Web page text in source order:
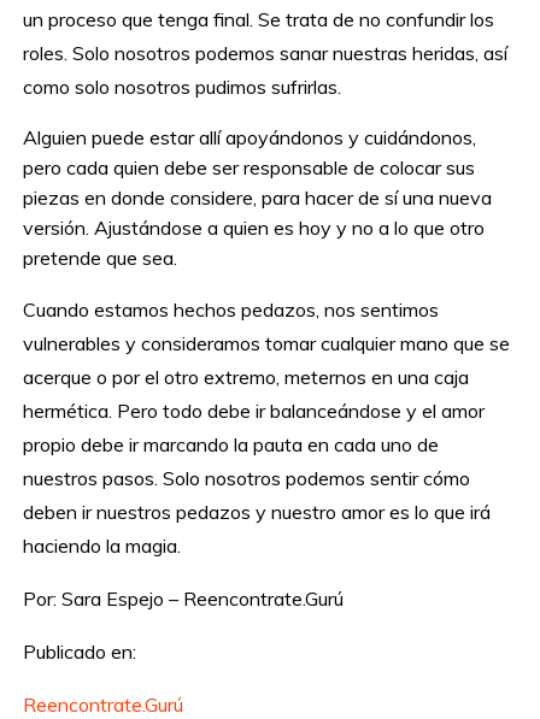
un proceso que tenga final. Se trata de no confundir los
roles. Solo nosotros podemos sanar nuestras heridas, así
como solo nosotros pudimos sufrirlas.
Alguien puede estar allí apoyándonos y cuidándonos,
pero cada quien debe ser responsable de colocar sus
piezas en donde considere, para hacer de sí una nueva
versión. Ajustándose a quien es hoy y no a lo que otro
pretende que sea.
Cuando estamos hechos pedazos, nos sentimos
vulnerables y consideramos tomar cualquier mano que se
acerque o por el otro extremo, meternos en una caja
hermética. Pero todo debe ir balanceándose y el amor
propio debe ir marcando la pauta en cada uno de
nuestros pasos. Solo nosotros podemos sentir cómo
deben ir nuestros pedazos y nuestro amor es lo que irá
haciendo la magia.
Por: Sara Espejo – Reencontrate.Gurú
Publicado en:
Reencontrate.Gurú